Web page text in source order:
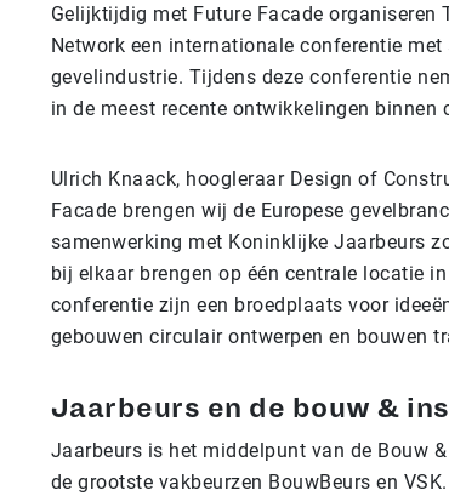
Gelijktijdig met Future Facade organiseren
Network een internationale conferentie
gevelindustrie. Tijdens deze conferentie
in de meest recente ontwikkelingen binnen
Ulrich Knaack, hoogleraar Design of
Facade brengen wij de Europese
samenwerking met Koninklijke Jaarbeurs
bij elkaar brengen op één centrale locatie
conferentie zijn een broedplaats voor
gebouwen circulair ontwerpen en bouwen
Jaarbeurs en de bouw &
Jaarbeurs is het middelpunt van de Bouw
de grootste vakbeurzen BouwBeurs en